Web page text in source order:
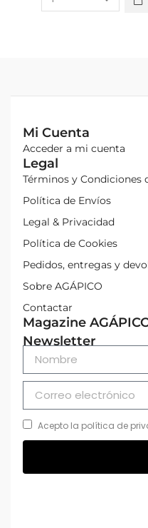
Mi Cuenta
Acceder a mi cuenta
Legal
Términos y Condiciones
Política de Envíos
Legal & Privacidad
Política de Cookies
Pedidos, entregas y
Sobre AGÁPICO
Contactar
Magazine
Newsletter
Acepto la política de